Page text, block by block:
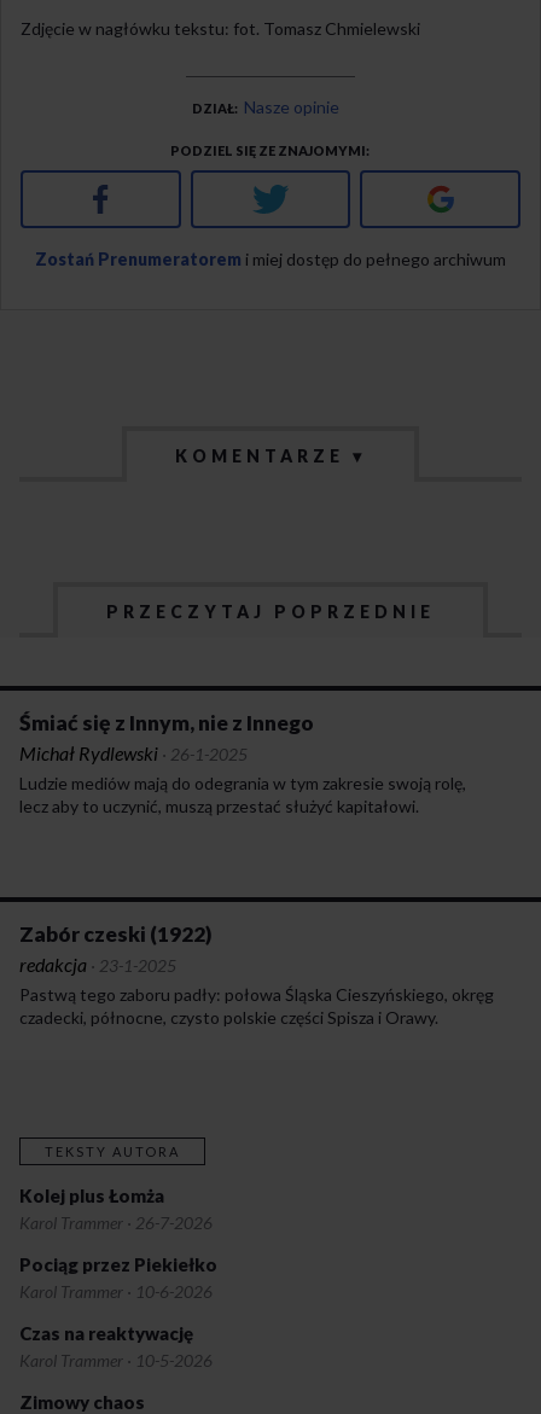
Zdjęcie w nagłówku tekstu: fot. Tomasz Chmielewski
DZIAŁ Nasze opinie
PODZIEL SIĘ ZE ZNAJOMYMI
Facebook Twitter Google+
Zostań Prenumeratorem i miej dostęp do pełnego archiwum
KOMENTARZE ▾
PRZECZYTAJ POPRZEDNIE
Śmiać się z Innym, nie z Innego
Michał Rydlewski · 26-1-2025
Ludzie mediów mają do odegrania w tym zakresie swoją rolę,
lecz aby to uczynić, muszą przestać służyć kapitałowi.
Zabór czeski (1922)
redakcja · 23-1-2025
Pastwą tego zaboru padły: połowa Śląska Cieszyńskiego, okręg
czadecki, północne, czysto polskie części Spisza i Orawy.
TEKSTY AUTORA
Kolej plus Łomża
Karol Trammer · 26-7-2026
Pociąg przez Piekiełko
Karol Trammer · 10-6-2026
Czas na reaktywację
Karol Trammer · 10-5-2026
Zimowy chaos